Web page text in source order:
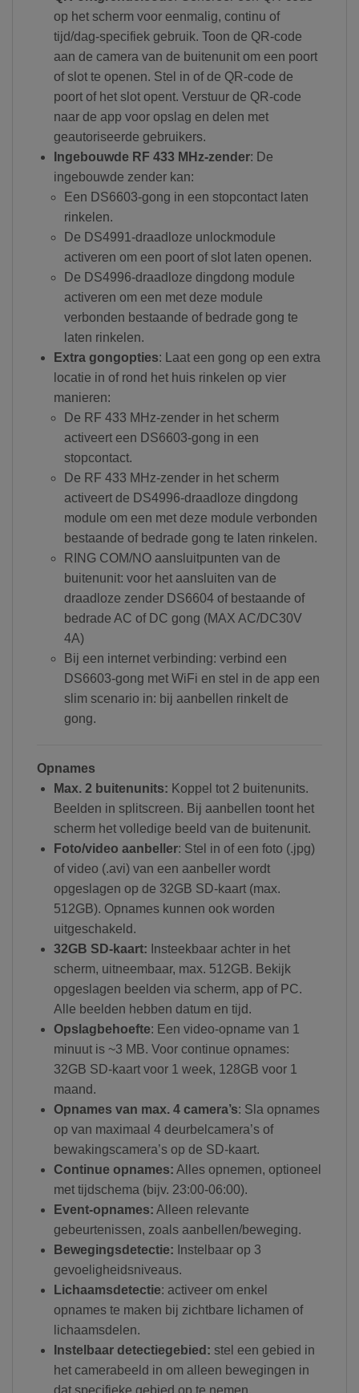
op het scherm voor eenmalig, continu of
tijd/dag-specifiek gebruik. Toon de QR-code
aan de camera van de buitenunit om een poort
of slot te openen. Stel in of de QR-code de
poort of het slot opent. Verstuur de QR-code
naar de app voor opslag en delen met
geautoriseerde gebruikers.
Ingebouwde RF 433 MHz-zender: De
ingebouwde zender kan:
Een DS6603-gong in een stopcontact laten
rinkelen.
De DS4991-draadloze unlockmodule
activeren om een poort of slot laten openen.
De DS4996-draadloze dingdong module
activeren om een met deze module
verbonden bestaande of bedrade gong te
laten rinkelen.
Extra gongopties: Laat een gong op een extra
locatie in of rond het huis rinkelen op vier
manieren:
De RF 433 MHz-zender in het scherm
activeert een DS6603-gong in een
stopcontact.
De RF 433 MHz-zender in het scherm
activeert de DS4996-draadloze dingdong
module om een met deze module verbonden
bestaande of bedrade gong te laten rinkelen.
RING COM/NO aansluitpunten van de
buitenunit: voor het aansluiten van de
draadloze zender DS6604 of bestaande of
bedrade AC of DC gong (MAX AC/DC30V
4A)
Bij een internet verbinding: verbind een
DS6603-gong met WiFi en stel in de app een
slim scenario in: bij aanbellen rinkelt de
gong.
Opnames
Max. 2 buitenunits: Koppel tot 2 buitenunits.
Beelden in splitscreen. Bij aanbellen toont het
scherm het volledige beeld van de buitenunit.
Foto/video aanbeller: Stel in of een foto (.jpg)
of video (.avi) van een aanbeller wordt
opgeslagen op de 32GB SD-kaart (max.
512GB). Opnames kunnen ook worden
uitgeschakeld.
32GB SD-kaart: Insteekbaar achter in het
scherm, uitneembaar, max. 512GB. Bekijk
opgeslagen beelden via scherm, app of PC.
Alle beelden hebben datum en tijd.
Opslagbehoefte: Een video-opname van 1
minuut is ~3 MB. Voor continue opnames:
32GB SD-kaart voor 1 week, 128GB voor 1
maand.
Opnames van max. 4 camera’s: Sla opnames
op van maximaal 4 deurbelcamera’s of
bewakingscamera’s op de SD-kaart.
Continue opnames: Alles opnemen, optioneel
met tijdschema (bijv. 23:00-06:00).
Event-opnames: Alleen relevante
gebeurtenissen, zoals aanbellen/beweging.
Bewegingsdetectie: Instelbaar op 3
gevoeligheidsniveaus.
Lichaamsdetectie: activeer om enkel
opnames te maken bij zichtbare lichamen of
lichaamsdelen.
Instelbaar detectiegebied: stel een gebied in
het camerabeeld in om alleen bewegingen in